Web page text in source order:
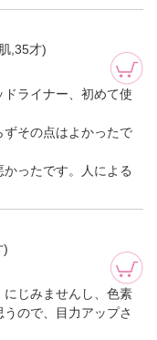
,35才)
ライナー、初めて使
ずその点はよかったで
ったです。人による
)
じみませんし、色素
ので、目力アップさ